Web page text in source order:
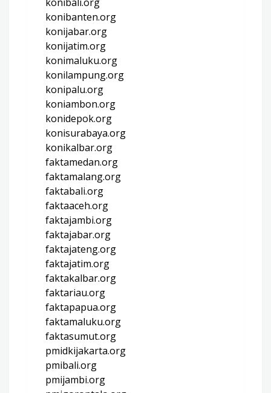
konibanten.org
konijabar.org
konijatim.org
konimaluku.org
konilampung.org
konipalu.org
koniambon.org
konidepok.org
konisurabaya.org
konikalbar.org
faktamedan.org
faktamalang.org
faktabali.org
faktaaceh.org
faktajambi.org
faktajabar.org
faktajateng.org
faktajatim.org
faktakalbar.org
faktariau.org
faktapapua.org
faktamaluku.org
faktasumut.org
pmidkijakarta.org
pmibali.org
pmijambi.org